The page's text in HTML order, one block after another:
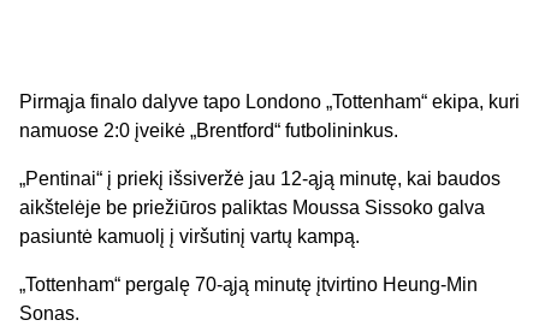
Pirmąja finalo dalyve tapo Londono „Tottenham“ ekipa, kuri
namuose 2:0 įveikė „Brentford“ futbolininkus.
„Pentinai“ į priekį išsiveržė jau 12-ąją minutę, kai baudos
aikštelėje be priežiūros paliktas Moussa Sissoko galva
pasiuntė kamuolį į viršutinį vartų kampą.
„Tottenham“ pergalę 70-ąją minutę įtvirtino Heung-Min
Sonas.